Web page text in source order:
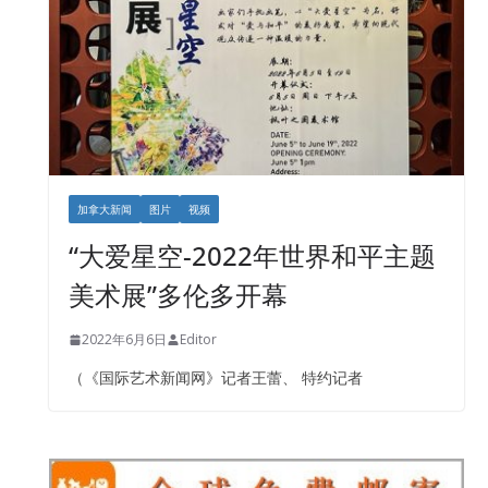
加拿大新闻 图片 视频
“大爱星空-2022年世界和平主题
美术展”多伦多开幕
2022年6月6日 Editor
（《国际艺术新闻网》记者王蕾、 特约记者